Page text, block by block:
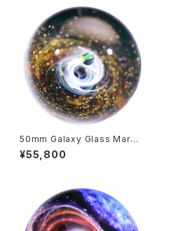
50mm Galaxy Glass Marbl
e 宇宙ガラスマーブル - オブジ
ェ no.M278
¥55,800